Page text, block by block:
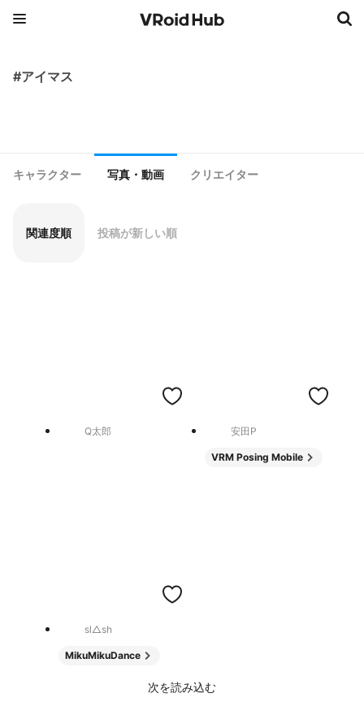
#アイマス
キャラクター 写真・動画 クリエイター
関連度順 投稿が新しい順
Q太郎 安田P
VRM Posing Mobile
sl△sh
MikuMikuDance
次を読み込む